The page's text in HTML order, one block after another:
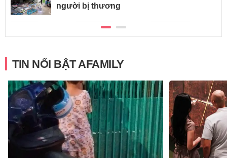
người bị thương
TIN NỔI BẬT AFAMILY